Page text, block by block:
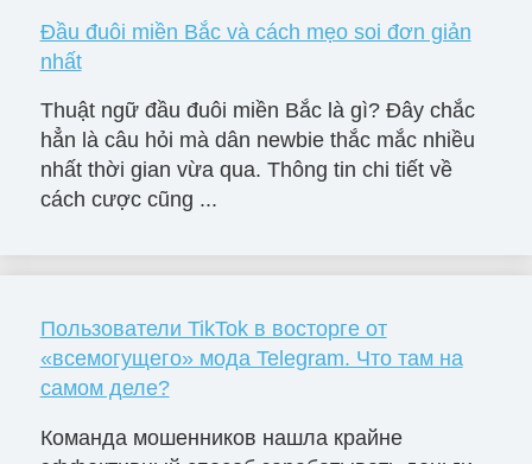
Đầu đuôi miền Bắc và cách mẹo soi đơn giản
nhất
Thuật ngữ đầu đuôi miền Bắc là gì? Đây chắc
hẳn là câu hỏi mà dân newbie thắc mắc nhiều
nhất thời gian vừa qua. Thông tin chi tiết về
cách cược cũng ...
Пользователи TikTok в восторге от
«всемогущего» мода Telegram. Что там на
самом деле?
Команда мошенников нашла крайне